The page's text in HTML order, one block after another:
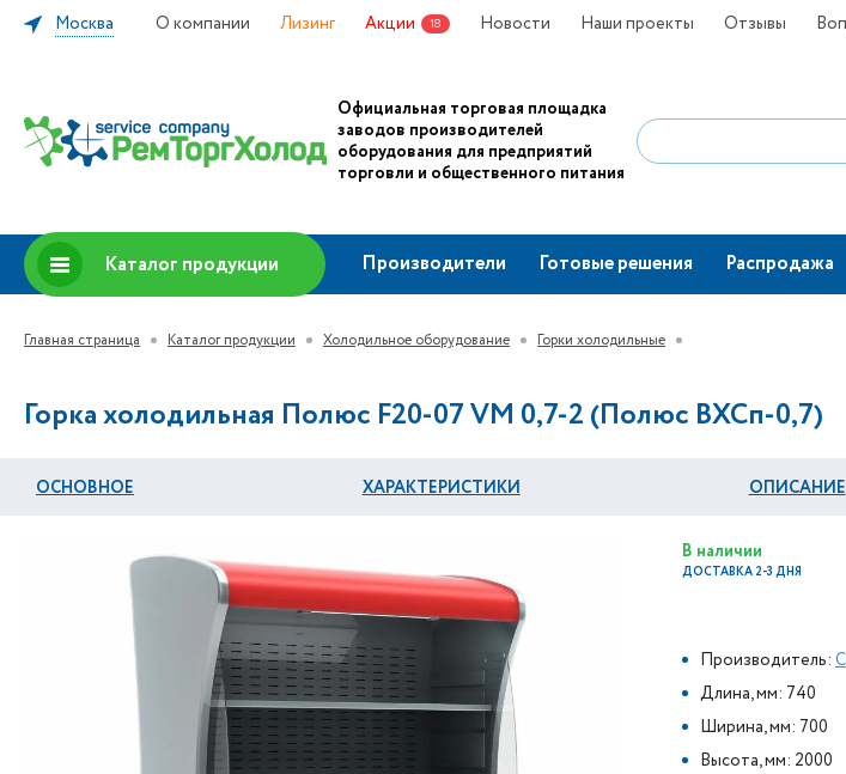
Москва О компании Лизинг Акции 18 Новости Наши проекты Отзывы
Официальная торговая площадка
заводов производителей
оборудования для предприятий
торговли и общественного питания
Каталог продукции Производители Готовые решения Распродажа
Главная страница Каталог продукции Холодильное оборудование Горки холодильные
Горка холодильная Полюс F20-07 VM 0,7-2 (Полюс ВХСп-0,7)
ОСНОВНОЕ ХАРАКТЕРИСТИКИ ОПИСАНИЕ
В наличии
ДОСТАВКА 2-3 ДНЯ
Производитель:
Длина, мм: 740
Ширина, мм: 700
Высота, мм: 2000